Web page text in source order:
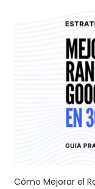
Cómo Mejorar el